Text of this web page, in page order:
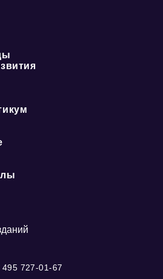
495 727-01-67